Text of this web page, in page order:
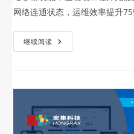
网络连通状态，运维效率提升
继续阅读